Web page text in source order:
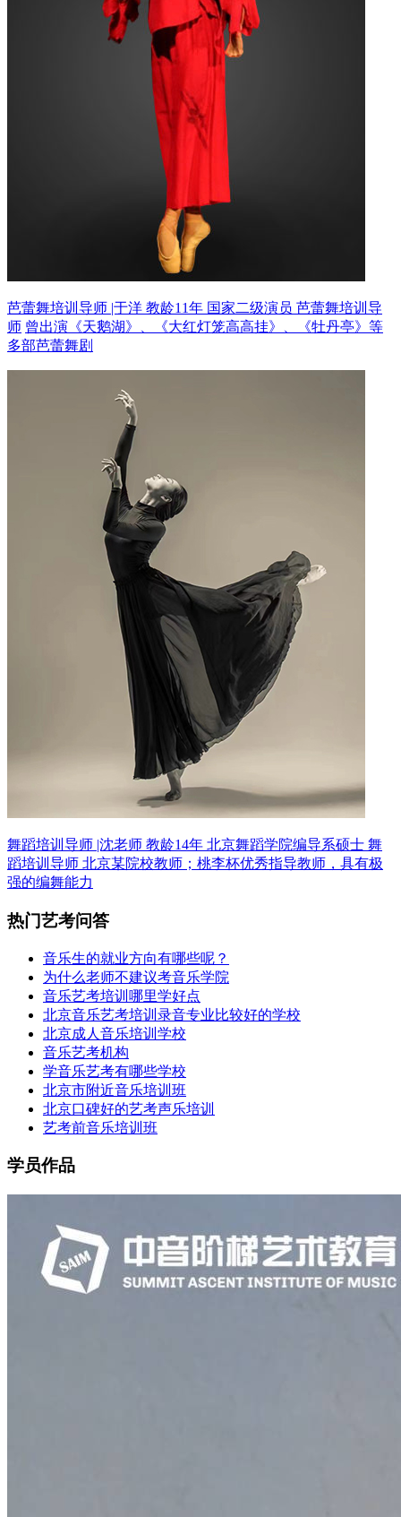
芭蕾舞培训导师 |于洋 教龄11年 国家二级演员 芭蕾舞培训导
师 曾出演《天鹅湖》、《大红灯笼高高挂》、《牡丹亭》等
多部芭蕾舞剧
舞蹈培训导师 |沈老师 教龄14年 北京舞蹈学院编导系硕士 舞
蹈培训导师 北京某院校教师；桃李杯优秀指导教师，具有极
强的编舞能力
热门艺考问答
音乐生的就业方向有哪些呢？
为什么老师不建议考音乐学院
音乐艺考培训哪里学好点
北京音乐艺考培训录音专业比较好的学校
北京成人音乐培训学校
音乐艺考机构
学音乐艺考有哪些学校
北京市附近音乐培训班
北京口碑好的艺考声乐培训
艺考前音乐培训班
学员作品